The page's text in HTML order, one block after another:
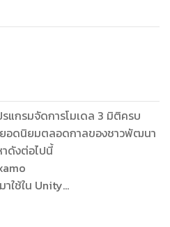
แกรมจัดการโมเดล 3 มิติครบ
ยอดนิยมตลอดกาลของชาวพัฒนา
ดังต่อไปนี้
าใช้ใน Unity
มเดลใน Unity ผ่าน Mecanim